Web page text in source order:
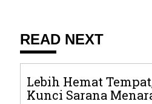
READ NEXT
Lebih Hemat
Kunci Sarana